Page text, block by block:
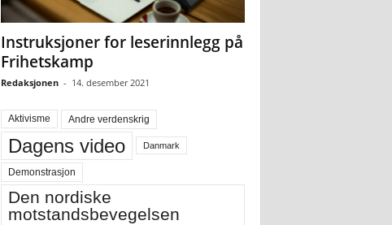
Instruksjoner for leserinnlegg på
Frihetskamp
Redaksjonen - 14. desember 2021
Aktivisme Andre verdenskrig
Dagens video Danmark
Demonstrasjon
Den nordiske
motstandsbevegelsen